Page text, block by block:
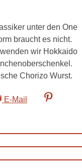
unter den One
braucht es nicht.
wir Hokkaido
Chorizo Wurst.
E-Mail